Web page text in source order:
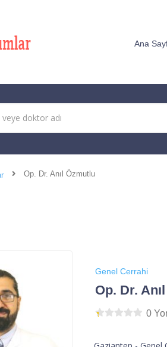
Ana
Op. Dr. Anıl Özmutlu
Genel Cerrahi
Op. Dr.
0